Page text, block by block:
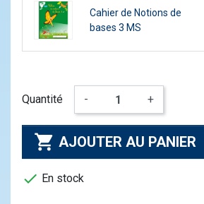
Cahier de Notions de
bases 3 MS
Quantité - +
 AJOUTER AU PANIER
 En stock